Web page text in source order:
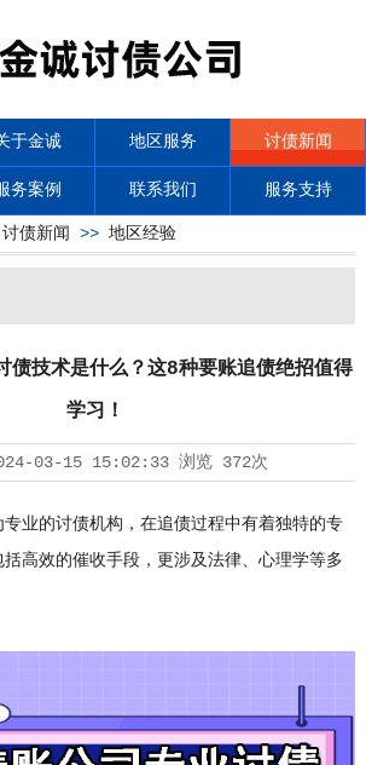
于金诚 地区服务 讨债新闻
务案例 联系我们 服务支持
讨债新闻 >> 地区经验
债技术是什么？这8种要账追债绝招值得
学习！
03-15 15:02:33浏览 372次
的讨债机构，在追债过程中有着独特的专
高效的催收手段，更涉及法律、心理学等多